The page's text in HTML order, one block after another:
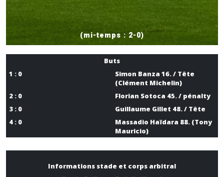
(mi-temps : 2-0)
Buts
1 : 0
Simon Banza 16. / Tête
(Clément Michelin)
2 : 0
Florian Sotoca 45. / pénalty
3 : 0
Guillaume Gillet 48. / Tête
4 : 0
Massadio Haïdara 88. (Tony
Mauricio)
Informations stade et corps arbitral